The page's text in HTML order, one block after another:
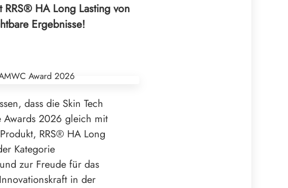
HA Long Lasting von
Ergebnisse!
dass die Skin Tech
Awards 2026 gleich mit
RRS® HA Long
Kategorie
zur Freude für das
in der